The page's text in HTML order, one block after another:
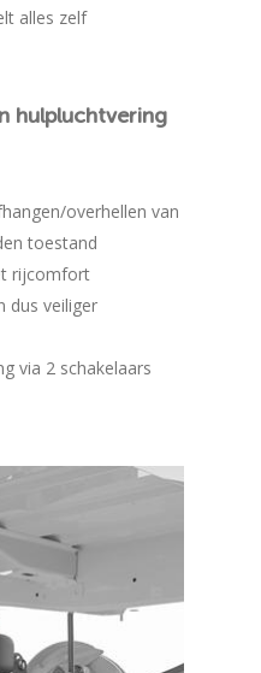
alles zelf
hulpluchtvering
overhellen van
toestand
rijcomfort
dus veiliger
via 2 schakelaars